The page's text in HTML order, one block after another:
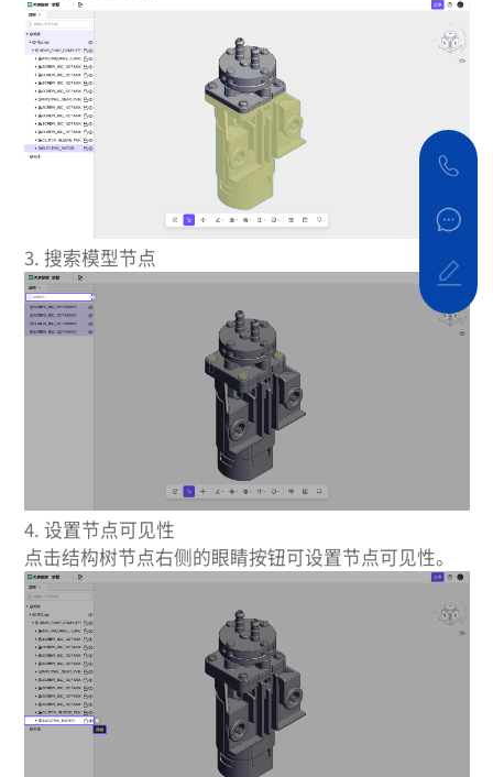
3. 搜索模型节点
4. 设置节点可见性
点击结构树节点右侧的眼睛按钮可设置节点可见性。